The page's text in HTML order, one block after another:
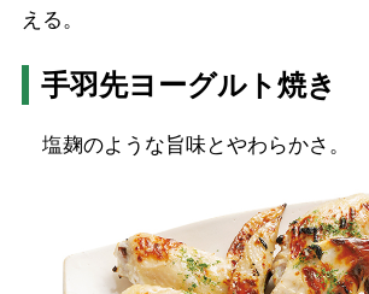
える。
手羽先ヨーグルト焼き
塩麹のような旨味とやわらかさ。